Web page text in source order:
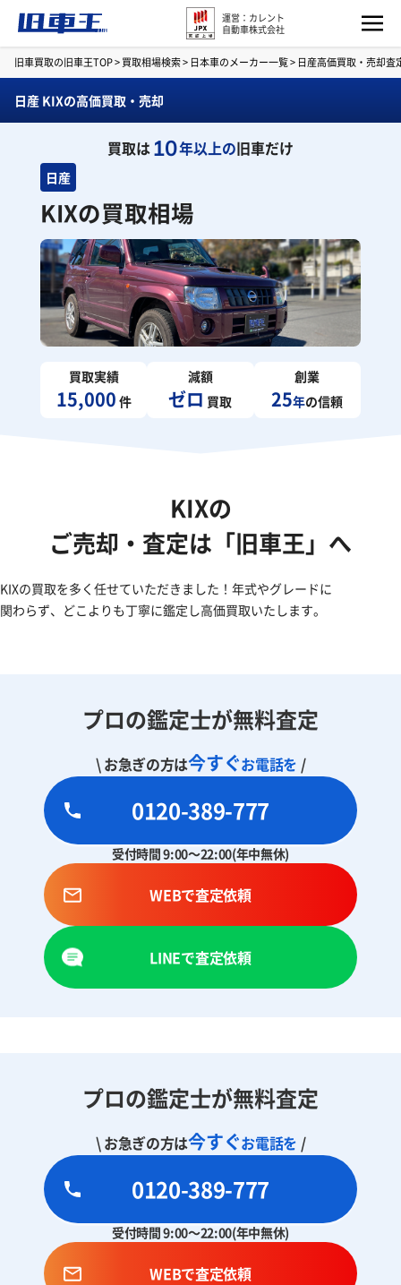
運営：カレント
自動車株式会社
旧車買取の旧車王TOP>買取相場検索> 日本車のメーカー一覧> 日産高価買取・売却査
日産 KIXの高価買取・売却
買取は10年以上の旧車だけ
日産
KIXの買取相場
買取実績
15,000 件
減額
ゼロ 買取
創業
25年の信頼
KIXの
ご売却・査定は「旧車王」へ
KIXの買取を多く任せていただきました！年式やグレードに
関わらず、どこよりも丁寧に鑑定し高価買取いたします。
プロの鑑定士が無料査定
\ お急ぎの方は今すぐお電話を /
0120-389-777
受付時間 9:00～22:00(年中無休)
WEBで査定依頼
LINEで査定依頼
プロの鑑定士が無料査定
\ お急ぎの方は今すぐお電話を /
0120-389-777
受付時間 9:00～22:00(年中無休)
WEBで査定依頼